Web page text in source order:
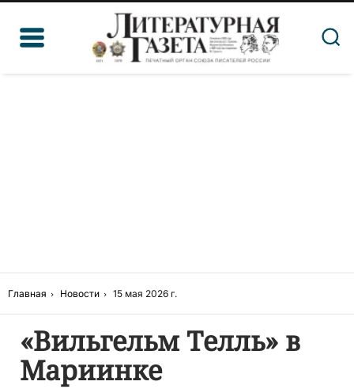
Главная Новости 15 мая 2026 г.
«Вильгельм Телль» в
Мариинке